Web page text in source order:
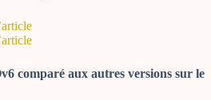
comparé aux autres versions sur le